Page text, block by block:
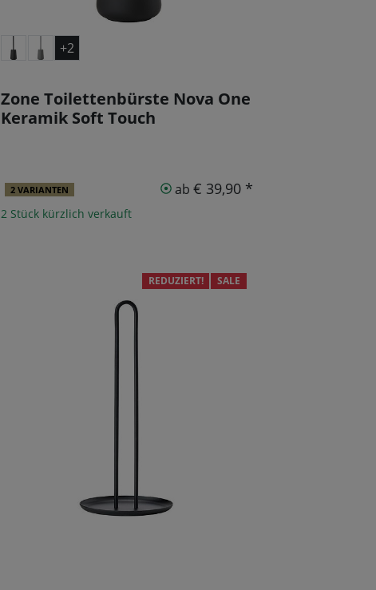
+2
Zone Toilettenbürste Nova One
Keramik Soft Touch
ab € 39,90 *
2 VARIANTEN
2 Stück kürzlich verkauft
REDUZIERT! SALE